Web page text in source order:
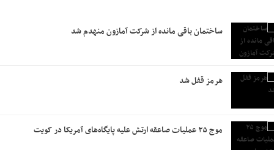
ساختمان باقی مانده از شرکت آمازون منهدم شد
هرمز قفل شد
موج ۲۵ عملیات صاعقه ارتش علیه پایگاه‌های آمریکا در کویت